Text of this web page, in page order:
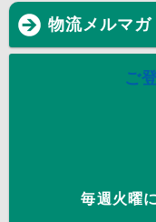
物流メルマガ
ご
毎週火曜